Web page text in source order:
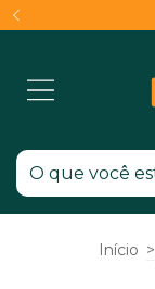
Início >